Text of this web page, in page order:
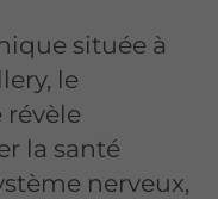
située à
le
révèle
la santé
nerveux,